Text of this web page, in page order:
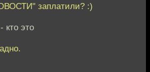
заплатили? :)
кто это